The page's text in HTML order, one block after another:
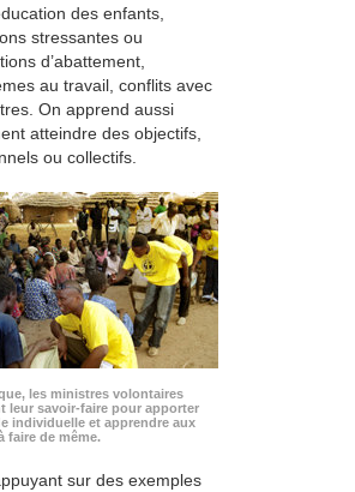
des enfants,
stressantes ou
d’abattement,
au travail, conflits avec
On apprend aussi
atteindre des objectifs,
ou collectifs.
les ministres volontaires
leur savoir-faire pour apporter
individuelle et apprendre aux
faire de même.
sur des exemples